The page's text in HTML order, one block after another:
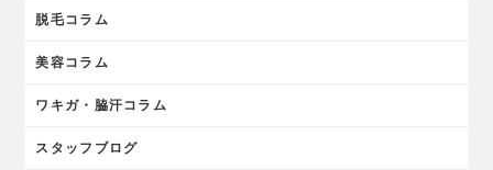
脱毛コラム
美容コラム
ワキガ・脇汗コラム
スタッフブログ